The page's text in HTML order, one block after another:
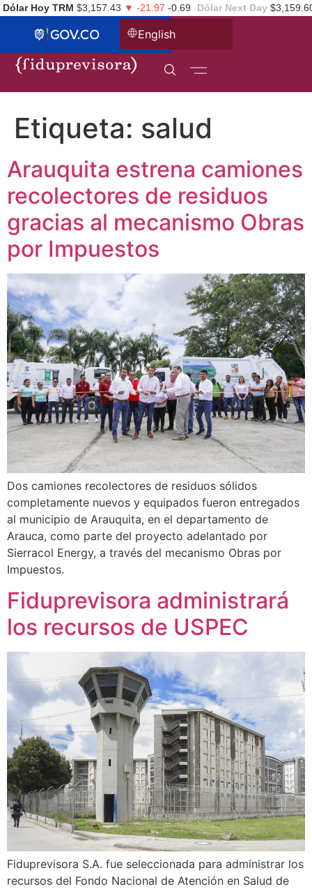
Dólar Hoy TRM $3,157.43 ▼ -21.97 -0.69 Dólar Next Day
English
Etiqueta: salud
Arauquita estrena camiones
recolectores de residuos
gracias al mecanismo Obras
por Impuestos
Dos camiones recolectores de residuos sólidos
completamente nuevos y equipados fueron entregados
al municipio de Arauquita, en el departamento de
Arauca, como parte del proyecto adelantado por
Sierracol Energy, a través del mecanismo Obras por
Impuestos.
Fiduprevisora administrará
los recursos de USPEC
Fiduprevisora S.A. fue seleccionada para administrar los
recursos del Fondo Nacional de Atención en Salud de